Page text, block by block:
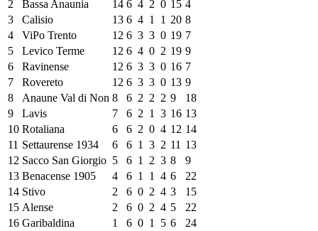
2 Bassa Anaunia 14 6 4 2 0 15 4
3
Calisio 13 6 4 1 1 20 8
4
ViPo Trento 12 6 3 3 0 19 7
5
Levico Terme 12 6 4 0 2 19 9
6
Ravinense 12 6 3 3 0 16 7
7
Rovereto 12 6 3 3 0 13 9
8
Anaune Val di Non 8 6 2 2 2 9
18
9
Lavis 7 6 2 1 3 16 13
10 Rotaliana 6 6 2 0 4 12 14
11 Settaurense 1934 6 6 1 3 2 11 13
12 Sacco San Giorgio 5 6 1 2 3 8
9
13 Benacense 1905 4 6 1 1 4 6
22
14 Stivo 2 6 0 2 4 3
15
15 Alense 2 6 0 2 4 5
22
16 Garibaldina 1 6 0 1 5 6
24